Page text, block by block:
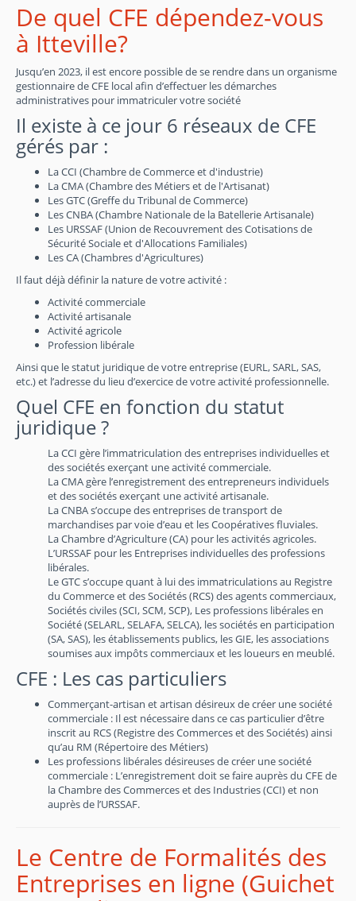
De quel CFE dépendez-vous
à Itteville?
Jusqu’en 2023, il est encore possible de se rendre dans un organisme
gestionnaire de CFE local afin d’effectuer les démarches
administratives pour immatriculer votre société
Il existe à ce jour 6 réseaux de CFE
gérés par :
La CCI (Chambre de Commerce et d'industrie)
La CMA (Chambre des Métiers et de l'Artisanat)
Les GTC (Greffe du Tribunal de Commerce)
Les CNBA (Chambre Nationale de la Batellerie Artisanale)
Les URSSAF (Union de Recouvrement des Cotisations de
Sécurité Sociale et d'Allocations Familiales)
Les CA (Chambres d'Agricultures)
Il faut déjà définir la nature de votre activité :
Activité commerciale
Activité artisanale
Activité agricole
Profession libérale
Ainsi que le statut juridique de votre entreprise (EURL, SARL, SAS,
etc.) et l’adresse du lieu d’exercice de votre activité professionnelle.
Quel CFE en fonction du statut
juridique ?
La CCI gère l’immatriculation des entreprises individuelles et
des sociétés exerçant une activité commerciale.
La CMA gère l’enregistrement des entrepreneurs individuels
et des sociétés exerçant une activité artisanale.
La CNBA s’occupe des entreprises de transport de
marchandises par voie d’eau et les Coopératives fluviales.
La Chambre d’Agriculture (CA) pour les activités agricoles.
L’URSSAF pour les Entreprises individuelles des professions
libérales.
Le GTC s’occupe quant à lui des immatriculations au Registre
du Commerce et des Sociétés (RCS) des agents commerciaux,
Sociétés civiles (SCI, SCM, SCP), Les professions libérales en
Société (SELARL, SELAFA, SELCA), les sociétés en participation
(SA, SAS), les établissements publics, les GIE, les associations
soumises aux impôts commerciaux et les loueurs en meublé.
CFE : Les cas particuliers
Commerçant-artisan et artisan désireux de créer une société
commerciale : Il est nécessaire dans ce cas particulier d’être
inscrit au RCS (Registre des Commerces et des Sociétés) ainsi
qu’au RM (Répertoire des Métiers)
Les professions libérales désireuses de créer une société
commerciale : L’enregistrement doit se faire auprès du CFE de
la Chambre des Commerces et des Industries (CCI) et non
auprès de l’URSSAF.
Le Centre de Formalités des
Entreprises en ligne (Guichet